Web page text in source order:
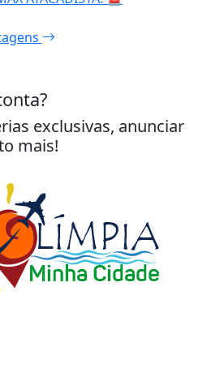
exclusivas, anunciar
mais!